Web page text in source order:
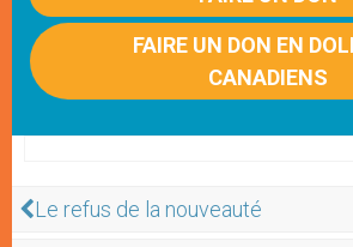
FAIRE UN DON EN
CANADIENS
Le refus de la nouveauté